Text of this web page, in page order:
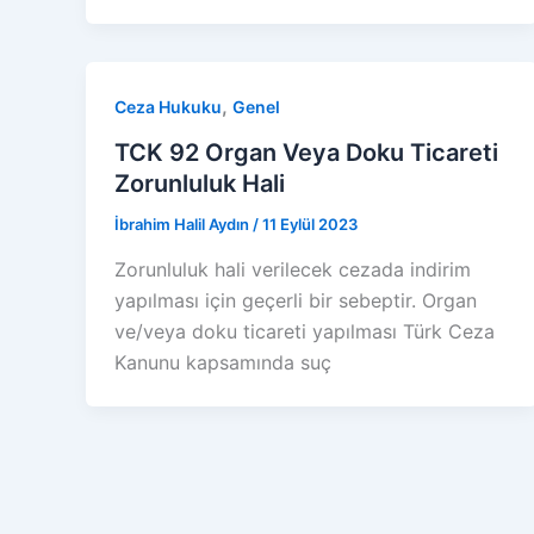
Ceza Hukuku, Genel
TCK 92 Organ Veya Doku Ticareti
Zorunluluk Hali
İbrahim Halil Aydın /11 Eylül 2023
Zorunluluk hali verilecek cezada indirim
yapılması için geçerli bir sebeptir. Organ
ve/veya doku ticareti yapılması Türk Ceza
Kanunu kapsamında suç